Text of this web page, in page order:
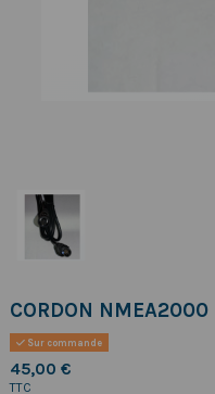
CORDON NMEA2000
Sur commande
45,00 €
TTC